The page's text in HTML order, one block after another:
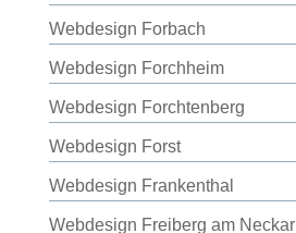
Webdesign Forbach
Webdesign Forchheim
Webdesign Forchtenberg
Webdesign Forst
Webdesign Frankenthal
Webdesign Freiberg am Neckar